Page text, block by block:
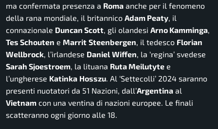
ma confermata presenza a Roma anche per il fenomeno
della rana mondiale, il britannico Adam Peaty , il
connazionale Duncan Scott , gli olandesi Arno Kamminga
Tes Schouten e Marrit Steenbergen , il tedesco Florian
Wellbrock , l’irlandese Daniel Wiffen , la ‘regina’ svedese
Sarah Sjoestroem , la lituana Ruta Meilutyte e
l’ungherese Katinka Hosszu . Al ‘Settecolli’ 2024 saranno
presenti nuotatori da 51 Nazioni, dall’Argentina al
Vietnam con una ventina di nazioni europee. Le finali
scatteranno ogni giorno alle 18.